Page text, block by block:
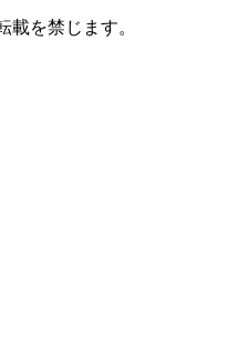
載を禁じます。